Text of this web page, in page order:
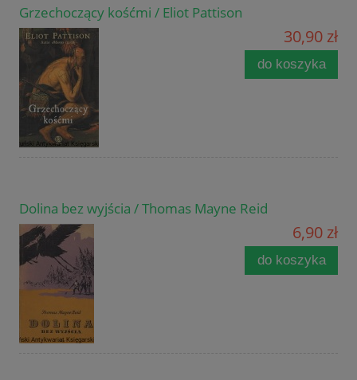
Grzechoczący kośćmi / Eliot Pattison
30,90 zł
do koszyka
Dolina bez wyjścia / Thomas Mayne Reid
6,90 zł
do koszyka